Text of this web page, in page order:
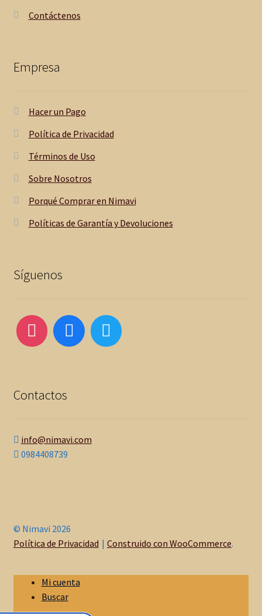
Contáctenos
Empresa
Hacer un Pago
Política de Privacidad
Términos de Uso
Sobre Nosotros
Porqué Comprar en Nimavi
Políticas de Garantía y Devoluciones
Síguenos
Contactos
info@nimavi.com
0984408739
© Nimavi 2026
Política de Privacidad
Construido con WooCommerce.
Mi cuenta
Buscar